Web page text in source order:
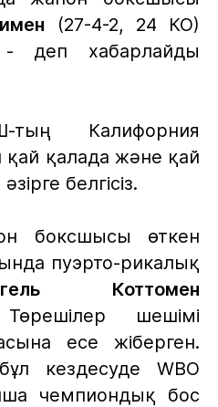
(27-4-2, 24 КО)
- деп хабарлайды
Калифорния
қай қалада және қай
белгісіз.
боксшысы өткен
пуэрто-рикалық
Коттомен
шешімі
есе жіберген.
кездесуде WBO
чемпиондық бос